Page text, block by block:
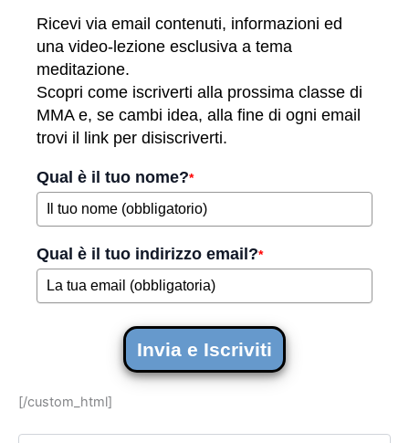
Ricevi via email contenuti, informazioni ed
una video-lezione esclusiva a tema
meditazione.
Scopri come iscriverti alla prossima classe di
MMA e, se cambi idea, alla fine di ogni email
trovi il link per disiscriverti.
Qual è il tuo nome?*
Qual è il tuo indirizzo email?*
Invia e Iscriviti
[/custom_html]